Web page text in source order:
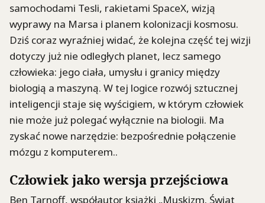
samochodami Tesli, rakietami SpaceX, wizją
wyprawy na Marsa i planem kolonizacji kosmosu.
Dziś coraz wyraźniej widać, że kolejna część tej wizji
dotyczy już nie odległych planet, lecz samego
człowieka: jego ciała, umysłu i granicy między
biologią a maszyną. W tej logice rozwój sztucznej
inteligencji staje się wyścigiem, w którym człowiek
nie może już polegać wyłącznie na biologii. Ma
zyskać nowe narzędzie: bezpośrednie połączenie
mózgu z komputerem..
Człowiek jako wersja przejściowa
Ben Tarnoff, współautor książki „Muskizm. Świat